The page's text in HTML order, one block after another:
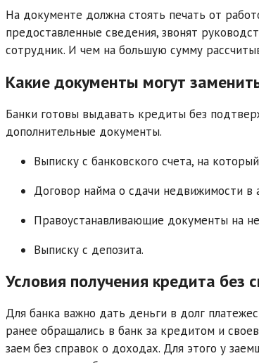
На документе должна стоять печать от
предоставленные сведения, звонят
сотрудник. И чем на большую сумму
Какие документы могут
Банки готовы выдавать кредиты без
дополнительные документы.
Выписку с банковского счета, на
Договор найма о сдачи недвижимости в
Правоустанавливающие документы на
Выписку с депозита.
Условия получения кредита без
Для банка важно дать деньги в долг
ранее обращались в банк за кредитом и
заем без справок о доходах. Для этого у